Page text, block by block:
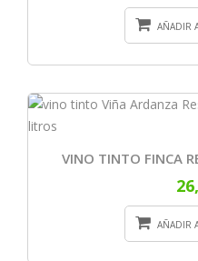
AÑADIR
VINO TINTO FINCA
AÑADIR